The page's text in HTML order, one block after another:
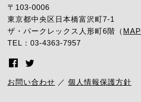
〒103-0006
東京都中央区日本橋富沢町7-1
ザ・パークレックス人形町6階（ MAP
TEL：03-4363-7957
お問い合わせ ／ 個人情報保護方針